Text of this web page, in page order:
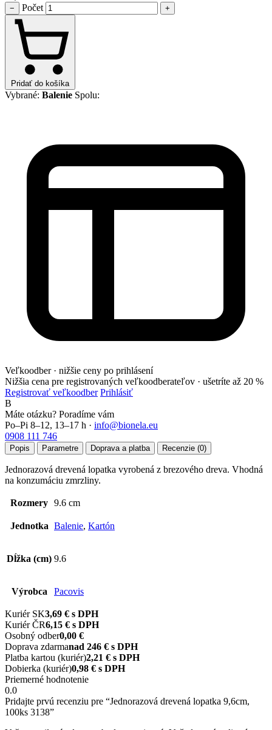
−
Počet +
Pridať do košíka
Vybrané: Balenie Spolu:
Veľkoodber · nižšie ceny po prihlásení
Nižšia cena pre registrovaných veľkoodberateľov · ušetríte až 20 %
Registrovať veľkoodber Prihlásiť
B
Máte otázku? Poradíme vám
Po–Pi 8–12, 13–17 h · info@bionela.eu
0908 111 746
Popis Parametre Doprava a platba Recenzie (0)
Jednorazová drevená lopatka vyrobená z brezového dreva. Vhodná
na konzumáciu zmrzliny.
Rozmery 9.6 cm
Jednotka Balenie, Kartón
Dĺžka (cm) 9.6
Výrobca Pacovis
Kuriér SK3,69 € s DPH
Kuriér ČR6,15 € s DPH
Osobný odber0,00 €
Doprava zdarmanad 246 € s DPH
Platba kartou (kuriér)2,21 € s DPH
Dobierka (kuriér)0,98 € s DPH
Priemerné hodnotenie
0.0
Pridajte prvú recenziu pre “Jednorazová drevená lopatka 9,6cm,
100ks 3138”